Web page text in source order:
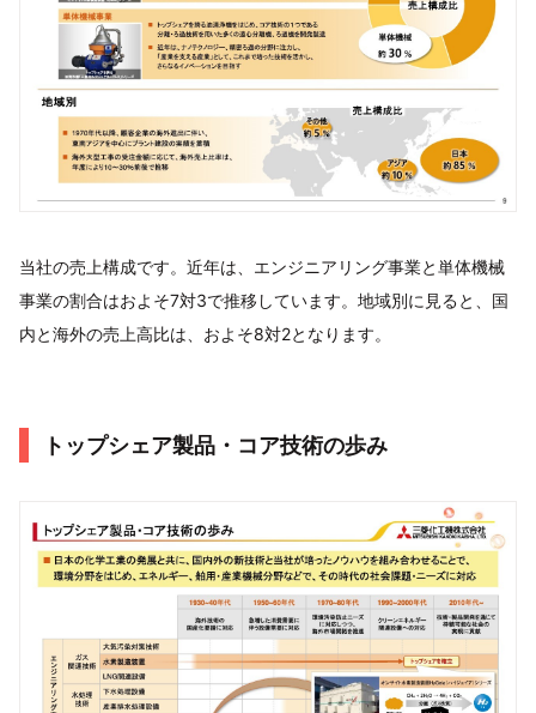
当社の売上構成です。近年は、エンジニアリング事業と単体機械
事業の割合はおよそ7対3で推移しています。地域別に見ると、国
内と海外の売上高比は、およそ8対2となります。
トップシェア製品・コア技術の歩み